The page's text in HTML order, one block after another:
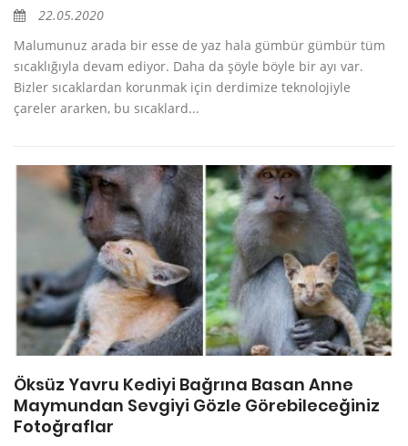
22.05.2020
Malumunuz arada bir esse de yaz hala gümbür gümbür tüm
sıcaklığıyla devam ediyor. Daha da şöyle böyle bir ayı var.
Bizler sıcaklardan korunmak için derdimize teknolojiyle
çareler ararken, bu sıcaklard...
Öksüz Yavru Kediyi Bağrına Basan Anne
Maymundan Sevgiyi Gözle Görebileceğiniz
Fotoğraflar